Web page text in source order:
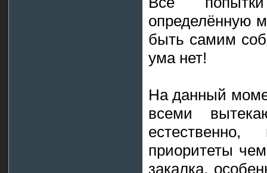
определённую
быть самим
ума нет!
На данный
всеми
приоритеты
закалка,